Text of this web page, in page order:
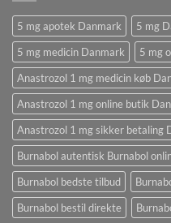
5 mg apotek Danmark 5 mg
5 mg medicin Danmark
5 mg
Anastrozol 1 mg medicin køb
Anastrozol 1 mg online butik
Anastrozol 1 mg sikker betaling
Burnabol autentisk Burnabol
Burnabol bedste tilbud
Burnabol bestil direkte